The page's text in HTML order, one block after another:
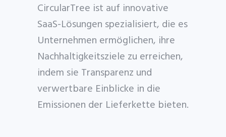
CircularTree ist auf innovative
SaaS-Lösungen spezialisiert, die es
Unternehmen ermöglichen, ihre
Nachhaltigkeitsziele zu erreichen,
indem sie Transparenz und
verwertbare Einblicke in die
Emissionen der Lieferkette bieten.